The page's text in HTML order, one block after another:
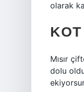
olarak
Mısır
dolu